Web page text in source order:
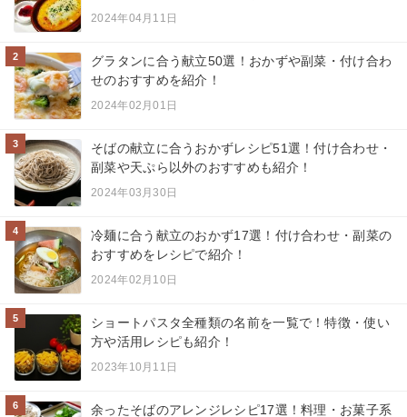
2024年04月11日
2
グラタンに合う献立50選！おかずや副菜・付け合わ
せのおすすめを紹介！
2024年02月01日
3
そばの献立に合うおかずレシピ51選！付け合わせ・
副菜や天ぷら以外のおすすめも紹介！
2024年03月30日
4
冷麺に合う献立のおかず17選！付け合わせ・副菜の
おすすめをレシピで紹介！
2024年02月10日
5
ショートパスタ全種類の名前を一覧で！特徴・使い
方や活用レシピも紹介！
2023年10月11日
6
余ったそばのアレンジレシピ17選！料理・お菓子系